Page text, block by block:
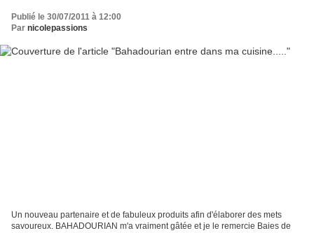
Publié le 30/07/2011 à 12:00
Par nicolepassions
Un nouveau partenaire et de fabuleux produits afin d'élaborer des mets
savoureux. BAHADOURIAN m'a vraiment gâtée et je le remercie Baies de